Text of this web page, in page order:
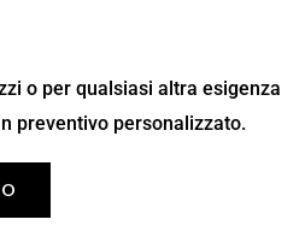
o per qualsiasi altra esigenza
preventivo personalizzato.